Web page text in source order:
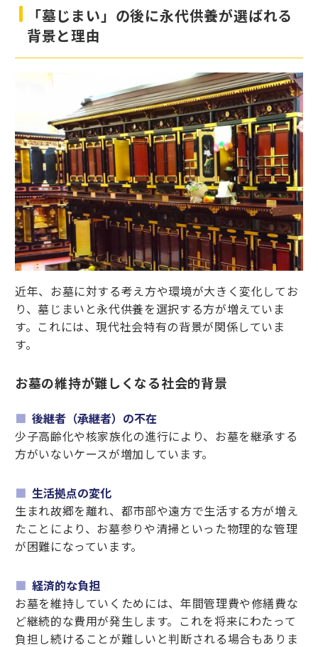
「墓じまい」の後に永代供養が選ばれる
背景と理由
近年、お墓に対する考え方や環境が大きく変化してお
り、墓じまいと永代供養を選択する方が増えていま
す。これには、現代社会特有の背景が関係していま
す。
お墓の維持が難しくなる社会的背景
後継者（承継者）の不在
少子高齢化や核家族化の進行により、お墓を継承する
方がいないケースが増加しています。
生活拠点の変化
生まれ故郷を離れ、都市部や遠方で生活する方が増え
たことにより、お墓参りや清掃といった物理的な管理
が困難になっています。
経済的な負担
お墓を維持していくためには、年間管理費や修繕費な
ど継続的な費用が発生します。これを将来にわたって
負担し続けることが難しいと判断される場合もありま